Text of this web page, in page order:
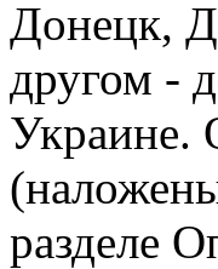
Донецк,
другом -
Украине.
разделе